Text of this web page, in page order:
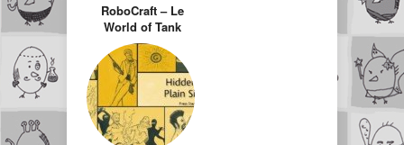
RoboCraft – Le
World of Tank
complètement
barré pour les
ingénieurs en
herbe